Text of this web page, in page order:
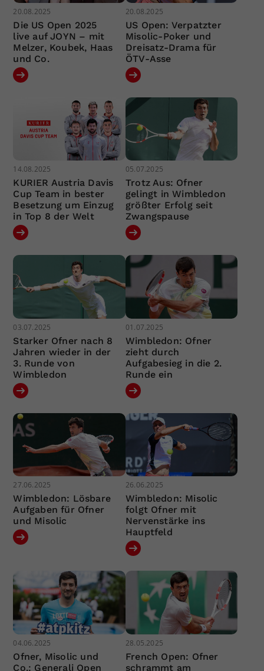
20.08.2025
Die US Open 2025
live auf JOYN – mit
Melzer, Koubek, Haas
und Co.
20.08.2025
US Open: Verpatzter
Misolic-Poker und
Dreisatz-Drama für
ÖTV-Asse
14.08.2025
KURIER Austria Davis
Cup Team in bester
Besetzung um Einzug
in Top 8 der Welt
05.07.2025
Trotz Aus: Ofner
gelingt in Wimbledon
größter Erfolg seit
Zwangspause
03.07.2025
Starker Ofner nach 8
Jahren wieder in der
3. Runde von
Wimbledon
01.07.2025
Wimbledon: Ofner
zieht durch
Aufgabesieg in die 2.
Runde ein
27.06.2025
Wimbledon: Lösbare
Aufgaben für Ofner
und Misolic
26.06.2025
Wimbledon: Misolic
folgt Ofner mit
Nervenstärke ins
Hauptfeld
04.06.2025
Ofner, Misolic und
Co.: Generali Open
28.05.2025
French Open: Ofner
schrammt am